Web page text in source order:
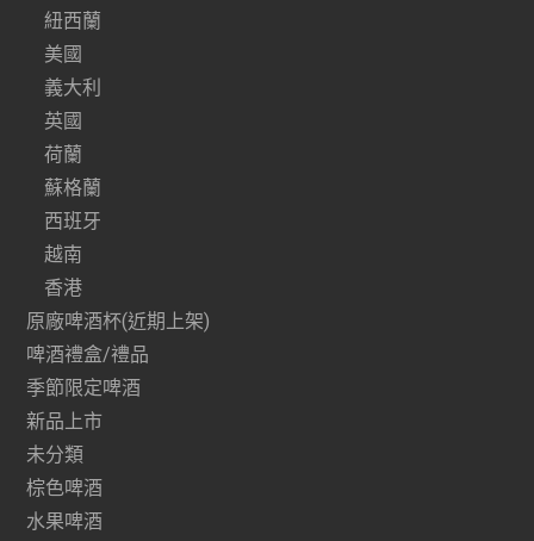
紐西蘭
美國
義大利
英國
荷蘭
蘇格蘭
西班牙
越南
香港
原廠啤酒杯(近期上架)
啤酒禮盒/禮品
季節限定啤酒
新品上市
未分類
棕色啤酒
水果啤酒